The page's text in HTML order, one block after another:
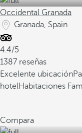
Occidental Granada
Granada, Spain
4.4/5
1387 reseñas
Excelente ubicación
hotelHabitaciones
Compara